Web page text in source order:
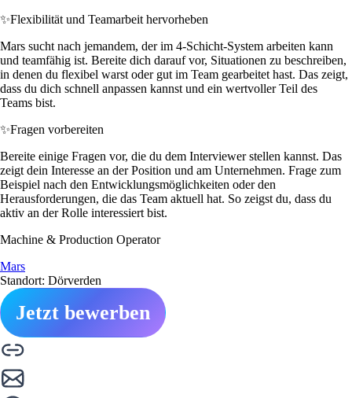
✨Flexibilität und Teamarbeit hervorheben
Mars sucht nach jemandem, der im 4-Schicht-System arbeiten kann
und teamfähig ist. Bereite dich darauf vor, Situationen zu beschreiben,
in denen du flexibel warst oder gut im Team gearbeitet hast. Das zeigt,
dass du dich schnell anpassen kannst und ein wertvoller Teil des
Teams bist.
✨Fragen vorbereiten
Bereite einige Fragen vor, die du dem Interviewer stellen kannst. Das
zeigt dein Interesse an der Position und am Unternehmen. Frage zum
Beispiel nach den Entwicklungsmöglichkeiten oder den
Herausforderungen, die das Team aktuell hat. So zeigst du, dass du
aktiv an der Rolle interessiert bist.
Machine & Production Operator
Mars
Standort: Dörverden
Jetzt bewerben